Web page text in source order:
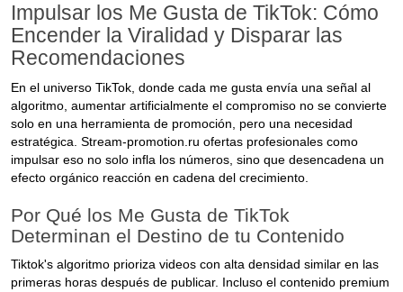
Impulsar los Me Gusta de TikTok: Cómo
Encender la Viralidad y Disparar las
Recomendaciones
En el universo TikTok, donde cada me gusta envía una señal al
algoritmo, aumentar artificialmente el compromiso no se convierte
solo en una herramienta de promoción, pero una necesidad
estratégica. Stream-promotion.ru ofertas profesionales como
impulsar eso no solo infla los números, sino que desencadena un
efecto orgánico reacción en cadena del crecimiento.
Por Qué los Me Gusta de TikTok
Determinan el Destino de tu Contenido
Tiktok's algoritmo prioriza videos con alta densidad similar en las
primeras horas después de publicar. Incluso el contenido premium